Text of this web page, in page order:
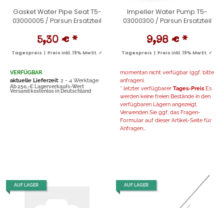
Gasket Water Pipe Seat T5-
03000005 / Parsun Ersatzteil
5,30 € *
Tagespreis | Preis inkl. 19% MwSt. ✓
VERFÜGBAR
aktuelle Lieferzeit: 2 - 4 Werktage
Ab 250,-€ Lagerverkaufs-Wert
Versand kostenlos in Deutschland
Impeller Water Pump T5-
03000300 / Parsun Ersatzteil
9,98 € *
Tagespreis | Preis inkl. 19% MwSt. ✓
momentan nicht verfügbar (ggf. bitte
anfragen)
* letzter verfügbarer Tages-Preis Es
werden keine freien Bestände in den
verfügbaren Lägern angezeigt.
Verwenden Sie ggf. das Fragen-
Formular auf dieser Artikel-Seite für
Anfragen...
AUF LAGER AUF LAGER